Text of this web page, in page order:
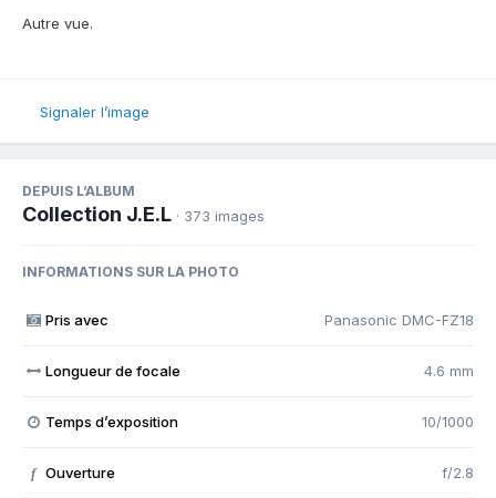
Autre vue.
Signaler l’image
DEPUIS L’ALBUM
Collection J.E.L · 373 images
INFORMATIONS SUR LA PHOTO
Pris avec Panasonic DMC-FZ18
Longueur de focale 4.6 mm
Temps d’exposition 10/1000
f Ouverture f/2.8